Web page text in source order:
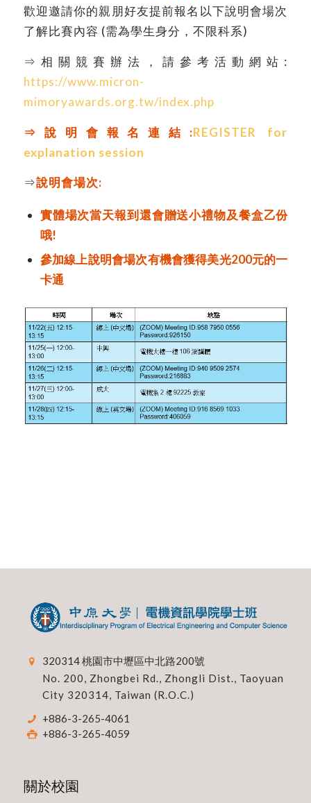
歡迎邀請你的親朋好友提前報名以下說明會場次
了解比賽內容 (需為學生身分，不限科系)
⇒相關競賽辦法，請參考活動網站:
https://www.micron-
mimoryawards.org.tw/index.php
⇒說明會報名連結:REGISTER for
explanation session
⇒說明會場次:
實體場次當天報到還會贈送小禮物及餐盒乙份
哦!
參加線上說明會場次有機會獲得美光200元的一
卡通
320314 桃園市中壢區中北路200號
No. 200, Zhongbei Rd., Zhongli Dist., Taoyuan
City 320314, Taiwan (R.O.C.)
+886-3-265-4061
+886-3-265-4059
關於校園